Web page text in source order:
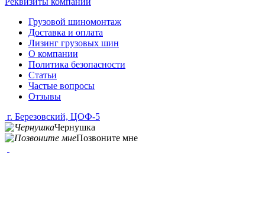
Грузовой шиномонтаж
Доставка и оплата
Лизинг грузовых шин
О компании
Политика безопасности
Статьи
Частые вопросы
Отзывы
г. Березовский, ЦОФ-5
Чернушка
Позвоните мне